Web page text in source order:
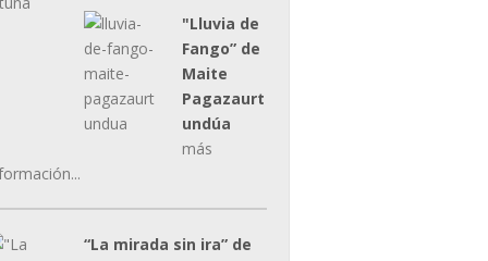
"Lluvia de
Fango” de
Maite
Pagazaurt
undúa
más
“La mirada sin ira” de